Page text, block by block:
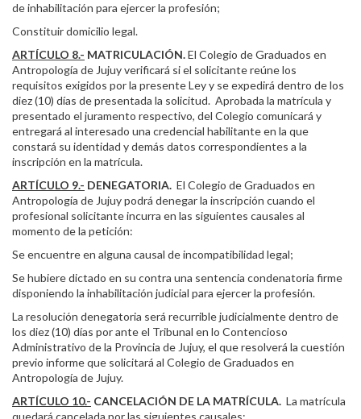
de inhabilitación para ejercer la profesión;
Constituir domicilio legal.
ARTÍCULO 8.- MATRICULACIÓN.El Colegio de Graduados en
Antropología de Jujuy verificará si el solicitante reúne los
requisitos exigidos por la presente Ley y se expedirá dentro de los
diez (10) días de presentada la solicitud. Aprobada la matrícula y
presentado el juramento respectivo, del Colegio comunicará y
entregará al interesado una credencial habilitante en la que
constará su identidad y demás datos correspondientes a la
inscripción en la matrícula.
ARTÍCULO 9.- DENEGATORIA. El Colegio de Graduados en
Antropología de Jujuy podrá denegar la inscripción cuando el
profesional solicitante incurra en las siguientes causales al
momento de la petición:
Se encuentre en alguna causal de incompatibilidad legal;
Se hubiere dictado en su contra una sentencia condenatoria firme
disponiendo la inhabilitación judicial para ejercer la profesión.
La resolución denegatoria será recurrible judicialmente dentro de
los diez (10) días por ante el Tribunal en lo Contencioso
Administrativo de la Provincia de Jujuy, el que resolverá la cuestión
previo informe que solicitará al Colegio de Graduados en
Antropología de Jujuy.
ARTÍCULO 10.- CANCELACIÓN DE LA MATRÍCULA. La matrícula
quedará cancelada por las siguientes causales: